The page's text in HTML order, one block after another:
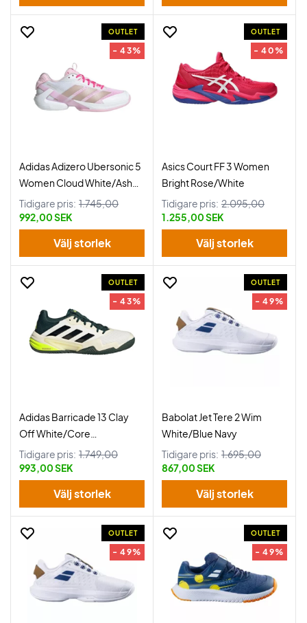
OUTLET
- 43%
Adidas Adizero Ubersonic 5
Women Cloud White/Ash
Pearl/Lucid Pink
Tidigare pris: 1.745,00
992,00 SEK
Välj storlek
OUTLET
- 40%
Asics Court FF 3 Women
Bright Rose/White
Tidigare pris: 2.095,00
1.255,00 SEK
Välj storlek
OUTLET
- 43%
Adidas Barricade 13 Clay
Off White/Core
Black/Aurora Ivy
Tidigare pris: 1.749,00
993,00 SEK
Välj storlek
OUTLET
- 49%
Babolat Jet Tere 2 Wim
White/Blue Navy
Tidigare pris: 1.695,00
867,00 SEK
Välj storlek
OUTLET
- 49%
OUTLET
- 49%